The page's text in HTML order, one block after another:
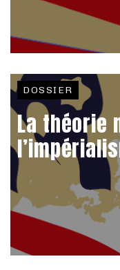
DOSSIER
La théorie